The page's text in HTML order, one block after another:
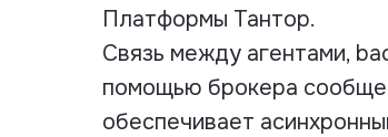
Платформы Тантор.
Связь между агентами,
помощью брокера
обеспечивает